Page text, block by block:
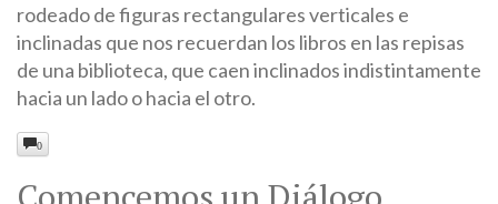
rodeado de figuras rectangulares verticales e
inclinadas que nos recuerdan los libros en las repisas
de una biblioteca, que caen inclinados indistintamente
hacia un lado o hacia el otro.
0